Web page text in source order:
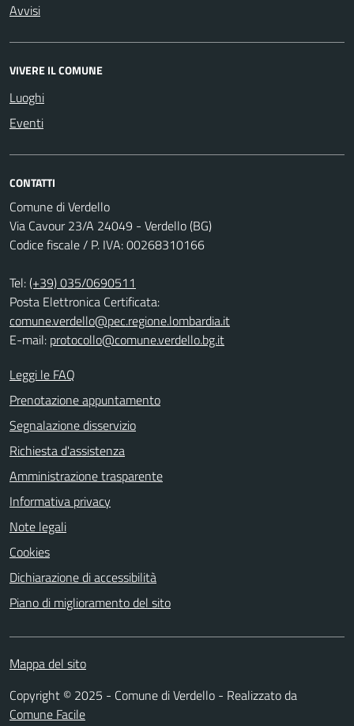
Avvisi
VIVERE IL COMUNE
Luoghi
Eventi
CONTATTI
Comune di Verdello
Via Cavour 23/A 24049 - Verdello (BG)
Codice fiscale / P. IVA: 00268310166
Tel:(+39) 035/0690511
Posta Elettronica Certificata:
comune.verdello@pec.regione.lombardia.it
E-mail: protocollo@comune.verdello.bg.it
Leggi le FAQ
Prenotazione appuntamento
Segnalazione disservizio
Richiesta d'assistenza
Amministrazione trasparente
Informativa privacy
Note legali
Cookies
Dichiarazione di accessibilità
Piano di miglioramento del sito
Mappa del sito
Copyright © 2025 - Comune di Verdello - Realizzato da
Comune Facile